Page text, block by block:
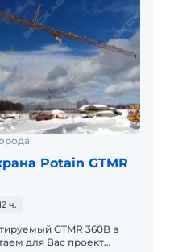
Potain GTMR
ч.
GTMR 360B в
для Вас проект